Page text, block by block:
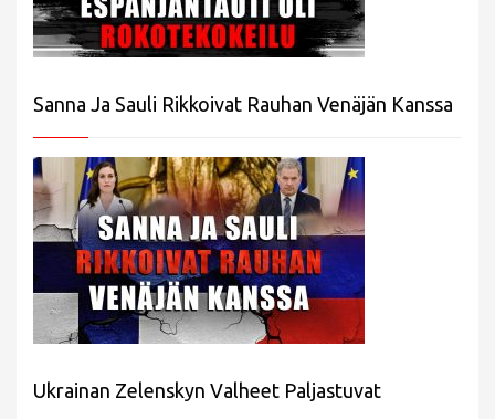
Sanna Ja Sauli Rikkoivat Rauhan Venäjän Kanssa
Ukrainan Zelenskyn Valheet Paljastuvat